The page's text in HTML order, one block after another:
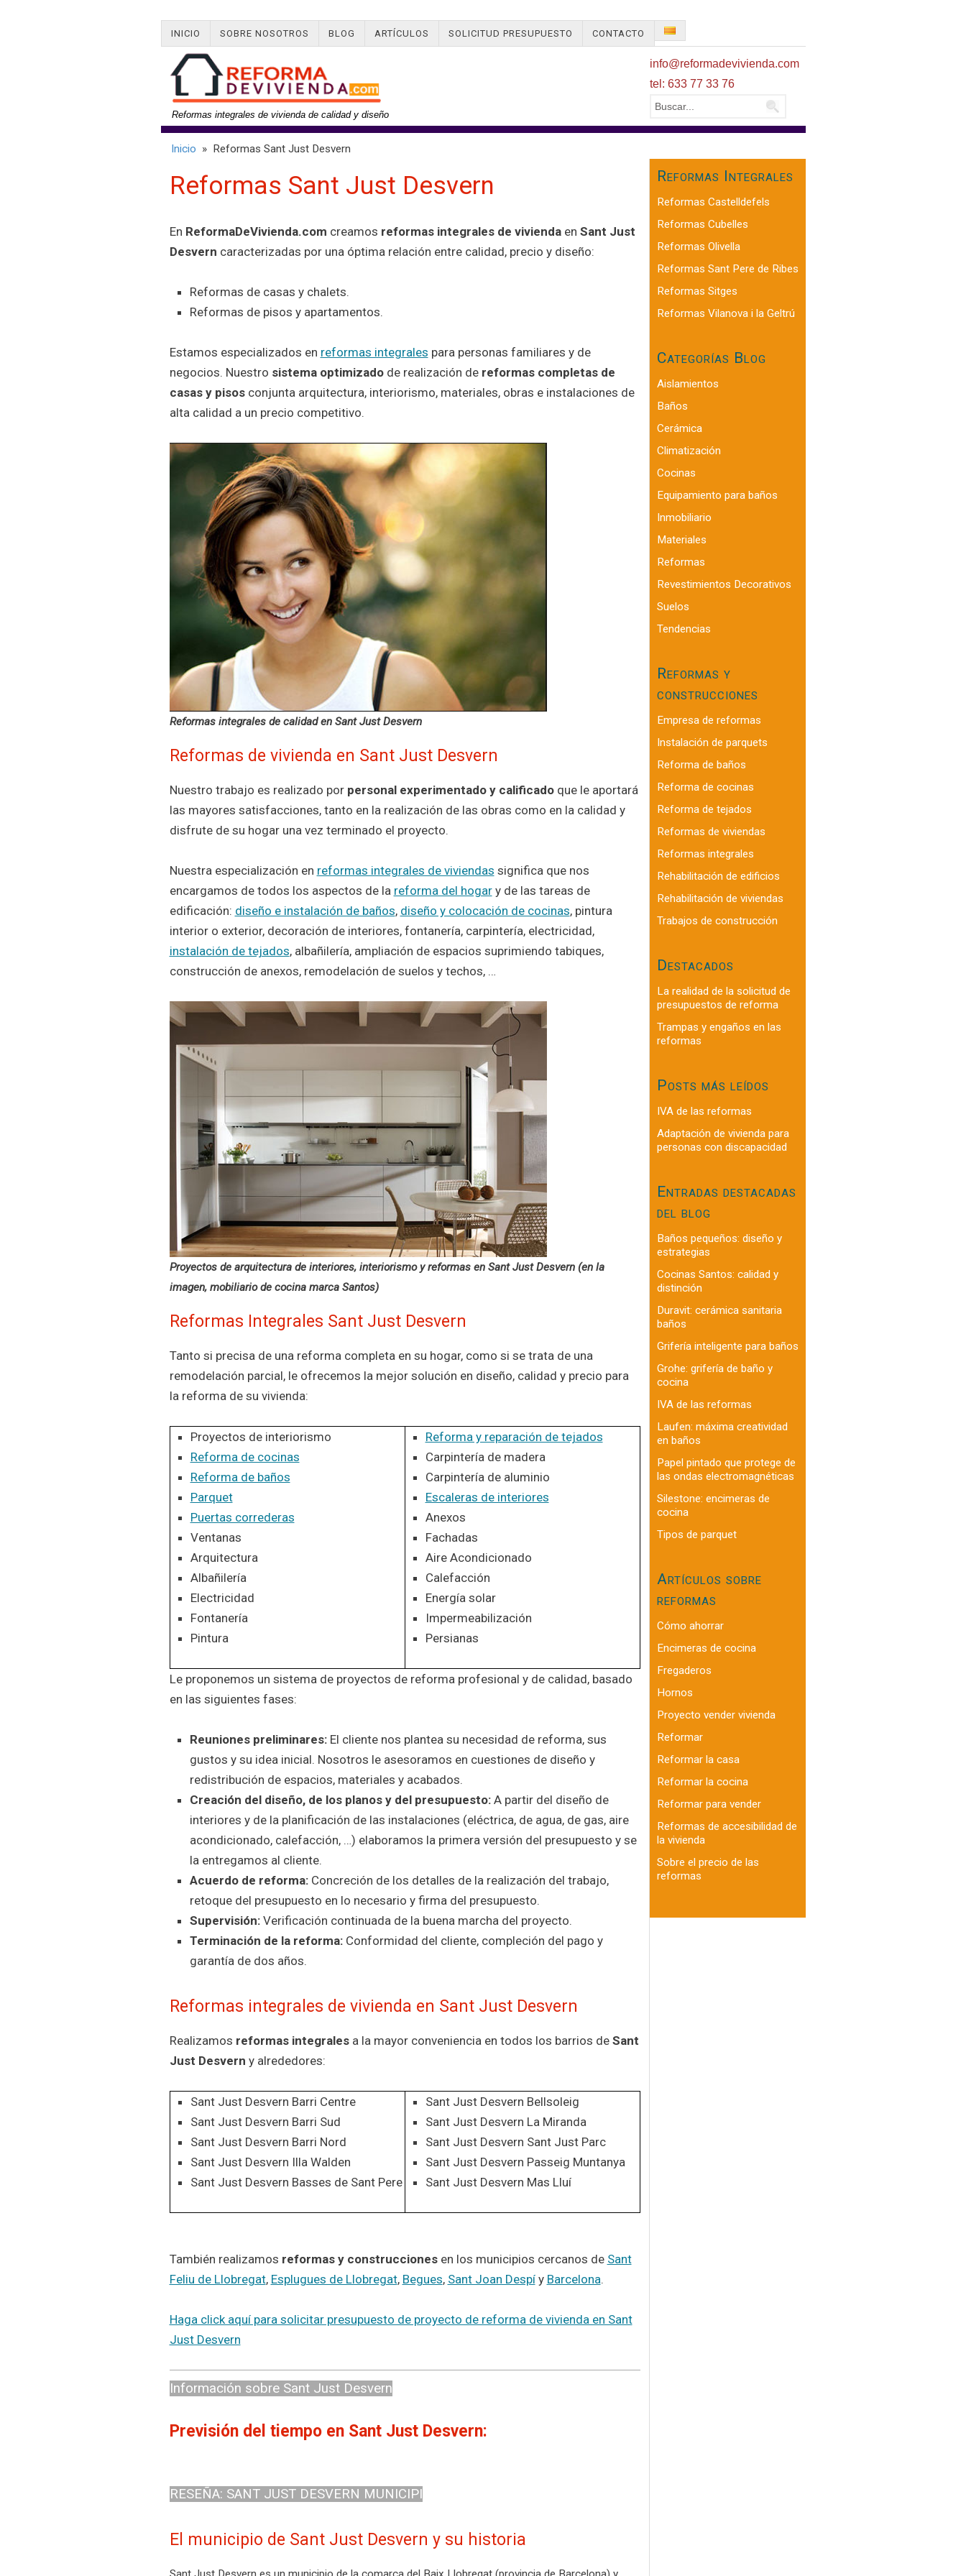
INICIO SOBRE NOSOTROS BLOG ARTÍCULOS SOLICITUD PRESUPUESTO CONTACTO
Reformas integrales de vivienda de calidad y diseño
info@reformadevivienda.com
tel: 633 77 33 76
Inicio » Reformas Sant Just Desvern
Reformas Sant Just Desvern
En ReformaDeVivienda.com creamos reformas integrales de viviendaen Sant Just
Desvern caracterizadas por una óptima relación entre calidad, precio y diseño:
Reformas de casas y chalets.
Reformas de pisos y apartamentos.
Estamos especializados en reformas integrales para personas familiares y de
negocios. Nuestro sistema optimizadode realización de reformas completas de
casas y pisosconjunta arquitectura, interiorismo, materiales, obras e instalaciones de
alta calidad a un precio competitivo.
Reformas integrales de calidad en Sant Just Desvern
Reformas de vivienda en Sant Just Desvern
Nuestro trabajo es realizado por personal experimentado y calificadoque le aportará
las mayores satisfacciones, tanto en la realización de las obras como en la calidad y
disfrute de su hogar una vez terminado el proyecto.
Nuestra especialización en reformas integrales de viviendas significa que nos
encargamos de todos los aspectos de la reforma del hogary de las tareas de
edificación: diseño e instalación de baños, diseño y colocación de cocinas, pintura
interior o exterior, decoración de interiores, fontanería, carpintería, electricidad,
instalación de tejados, albañilería, ampliación de espacios suprimiendo tabiques,
construcción de anexos, remodelación de suelos y techos, …
Proyectos de arquitectura de interiores, interiorismo y reformas en Sant Just Desvern (en la
imagen, mobiliario de cocina marca Santos)
Reformas Integrales Sant Just Desvern
Tanto si precisa de una reforma completa en su hogar, como si se trata de una
remodelación parcial, le ofrecemos la mejor solución en diseño, calidad y precio para
la reforma de su vivienda:
Proyectos de interiorismo
Reforma de cocinas
Reforma de baños
Parquet
Puertas correderas
Ventanas
Arquitectura
Albañilería
Electricidad
Fontanería
Pintura
Reforma y reparación de tejados
Carpintería de madera
Carpintería de aluminio
Escaleras de interiores
Anexos
Fachadas
Aire Acondicionado
Calefacción
Energía solar
Impermeabilización
Persianas
Le proponemos un sistema de proyectos de reforma profesional y de calidad, basado
en las siguientes fases:
Reuniones preliminares:El cliente nos plantea su necesidad de reforma, sus
gustos y su idea inicial. Nosotros le asesoramos en cuestiones de diseño y
redistribución de espacios, materiales y acabados.
Creación del diseño, de los planos y del presupuesto:A partir del diseño de
interiores y de la planificación de las instalaciones (eléctrica, de agua, de gas, aire
acondicionado, calefacción, …) elaboramos la primera versión del presupuesto y se
la entregamos al cliente.
Acuerdo de reforma:Concreción de los detalles de la realización del trabajo,
retoque del presupuesto en lo necesario y firma del presupuesto.
Supervisión:Verificación continuada de la buena marcha del proyecto.
Terminación de la reforma:Conformidad del cliente, compleción del pago y
garantía de dos años.
Reformas integrales de vivienda en Sant Just Desvern
Realizamos reformas integralesa la mayor conveniencia en todos los barrios de Sant
Just Desvern y alrededores:
Sant Just Desvern Barri Centre
Sant Just Desvern Barri Sud
Sant Just Desvern Barri Nord
Sant Just Desvern Illa Walden
Sant Just Desvern Basses de Sant Pere
Sant Just Desvern Bellsoleig
Sant Just Desvern La Miranda
Sant Just Desvern Sant Just Parc
Sant Just Desvern Passeig Muntanya
Sant Just Desvern Mas Lluí
También realizamos reformas y construccionesen los municipios cercanos de Sant
Feliu de Llobregat, Esplugues de Llobregat, Begues, Sant Joan Despíy Barcelona.
Haga click aquí para solicitar presupuesto de proyecto de reforma de vivienda en Sant
Just Desvern
Información sobre Sant Just Desvern
Previsión del tiempo en Sant Just Desvern:
RESEÑA: SANT JUST DESVERN MUNICIPI
El municipio de Sant Just Desvern y su historia
Reformas Integrales
Reformas Castelldefels
Reformas Cubelles
Reformas Olivella
Reformas Sant Pere de Ribes
Reformas Sitges
Reformas Vilanova i la Geltrú
Categorías Blog
Aislamientos
Baños
Cerámica
Climatización
Cocinas
Equipamiento para baños
Inmobiliario
Materiales
Reformas
Revestimientos Decorativos
Suelos
Tendencias
Reformas y
construcciones
Empresa de reformas
Instalación de parquets
Reforma de baños
Reforma de cocinas
Reforma de tejados
Reformas de viviendas
Reformas integrales
Rehabilitación de edificios
Rehabilitación de viviendas
Trabajos de construcción
Destacados
La realidad de la solicitud de
presupuestos de reforma
Trampas y engaños en las
reformas
Posts más leídos
IVA de las reformas
Adaptación de vivienda para
personas con discapacidad
Entradas destacadas
del blog
Baños pequeños: diseño y
estrategias
Cocinas Santos: calidad y
distinción
Duravit: cerámica sanitaria
baños
Grifería inteligente para baños
Grohe: grifería de baño y
cocina
IVA de las reformas
Laufen: máxima creatividad
en baños
Papel pintado que protege de
las ondas electromagnéticas
Silestone: encimeras de
cocina
Tipos de parquet
Artículos sobre
reformas
Cómo ahorrar
Encimeras de cocina
Fregaderos
Hornos
Proyecto vender vivienda
Reformar
Reformar la casa
Reformar la cocina
Reformar para vender
Reformas de accesibilidad de
la vivienda
Sobre el precio de las
reformas